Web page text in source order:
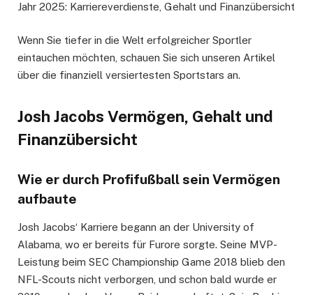
Jahr 2025: Karriereverdienste, Gehalt und Finanzübersicht
Wenn Sie tiefer in die Welt erfolgreicher Sportler
eintauchen möchten, schauen Sie sich unseren Artikel
über die finanziell versiertesten Sportstars an.
Josh Jacobs Vermögen, Gehalt und
Finanzübersicht
Wie er durch Profifußball sein Vermögen
aufbaute
Josh Jacobs‘ Karriere begann an der University of
Alabama, wo er bereits für Furore sorgte. Seine MVP-
Leistung beim SEC Championship Game 2018 blieb den
NFL-Scouts nicht verborgen, und schon bald wurde er